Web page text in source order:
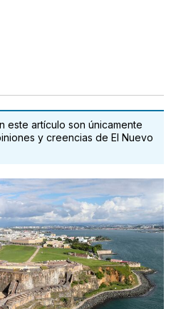
este artículo son únicamente
y creencias de El Nuevo